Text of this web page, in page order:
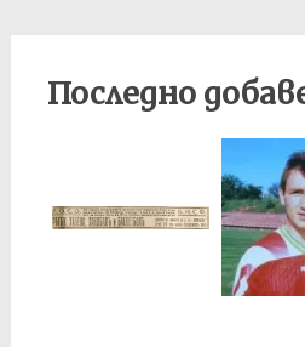
Последно